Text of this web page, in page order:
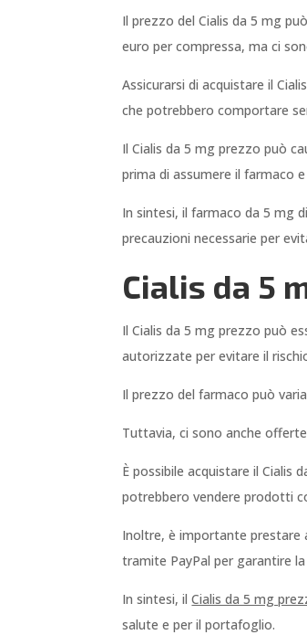
Il prezzo del Cialis da 5 mg
euro per compressa, ma ci
Assicurarsi di acquistare il
che potrebbero comportare
Il Cialis da 5 mg prezzo può
prima di assumere il farmaco
In sintesi, il farmaco da 5 mg
precauzioni necessarie per
Cialis da 5
Il Cialis da 5 mg prezzo può
autorizzate per evitare il
Il prezzo del farmaco può
Tuttavia, ci sono anche
È possibile acquistare il
potrebbero vendere prodotti
Inoltre, è importante prestare
tramite PayPal per garantire
In sintesi, ilCialis da 5 mg
salute e per il portafoglio.